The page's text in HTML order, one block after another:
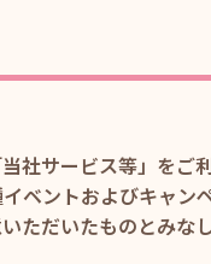
サービス等」をご
ントおよびキャン
だいたものとみな